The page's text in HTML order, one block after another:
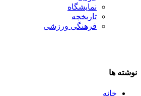
نمایشگاه
تاريخچه
فرهنگی ورزشی